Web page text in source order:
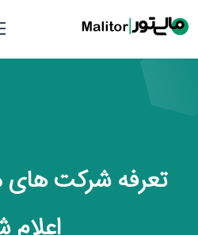
تعرفه شرکت های